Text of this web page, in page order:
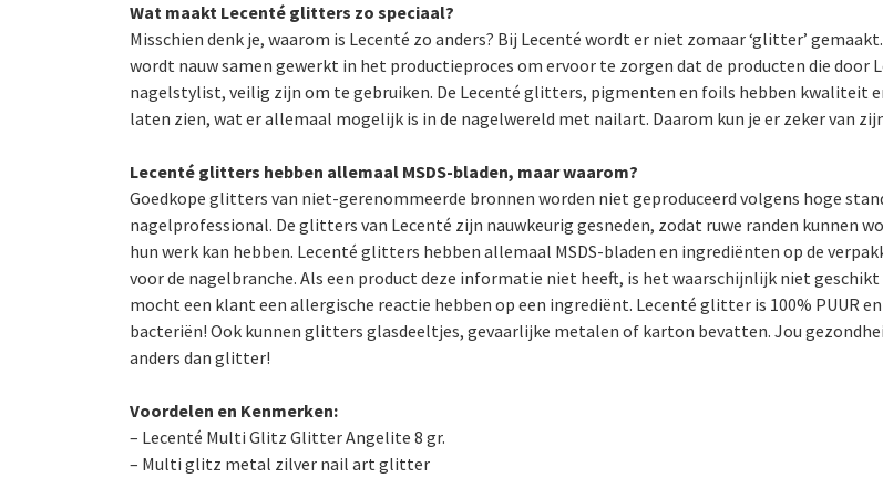
Wat maakt Lecenté glitters zo speciaal?
Misschien denk je, waarom is Lecenté zo anders? Bij Lecenté wordt er niet zomaar ‘glitter’
wordt nauw samen gewerkt in het productieproces om ervoor te zorgen dat de producten die door
nagelstylist, veilig zijn om te gebruiken. De Lecenté glitters, pigmenten en foils hebben kwaliteit
laten zien, wat er allemaal mogelijk is in de nagelwereld met nailart. Daarom kun je er zeker van
Lecenté glitters hebben allemaal MSDS-bladen, maar waarom?
Goedkope glitters van niet-gerenommeerde bronnen worden niet geproduceerd volgens hoge
nagelprofessional. De glitters van Lecenté zijn nauwkeurig gesneden, zodat ruwe randen kunnen
hun werk kan hebben. Lecenté glitters hebben allemaal MSDS-bladen en ingrediënten op de
voor de nagelbranche. Als een product deze informatie niet heeft, is het waarschijnlijk niet
mocht een klant een allergische reactie hebben op een ingrediënt. Lecenté glitter is 100% PUUR
bacteriën! Ook kunnen glitters glasdeeltjes, gevaarlijke metalen of karton bevatten. Jou
anders dan glitter!
Voordelen en Kenmerken:
– Lecenté Multi Glitz Glitter Angelite 8 gr.
– Multi glitz metal zilver nail art glitter